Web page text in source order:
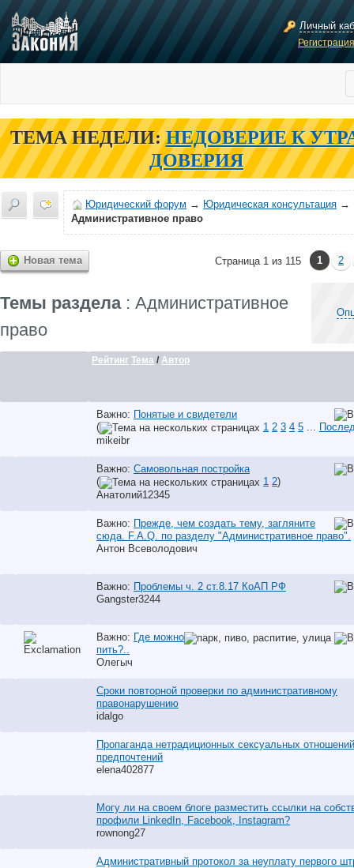
Личный
ТЕМА НЕДЕЛИ: НЕДОВЕРИЕ К
ДОВЕРИЯ
Юридический форум → Юридическая консультация →
Административное право
Новая тема Страница 1 из 115 1 2
Темы раздела: Административное
право
Рейтинг Тема / Автор
Важно: Понятые и свидетели
(
1 2 3 4 5 ...
mikeibr
Важно: Самовольная постройка
(
1 2)
Анатолий12345
Важно: Прежде, чем создать тему, загляните
сюда. F.A.Q. по разделу "Административное право".
Антон Всеволодович
Важно: Проблемы ч. 2 ст.8.17 КоАП РФ
Gangster3244
Важно: Где можно
пить?..
Олегыч
Сроки повторной проверки по административному
правонарушению
idalgo
Пропаганда нетрадиционных сексуальных
предпочтений
elena402877
Могу ли на своем блоге разместить ссылки на
профили LinkedIn, Facebook, Instagram?
rownong27
Административный протокол за неуплату первого